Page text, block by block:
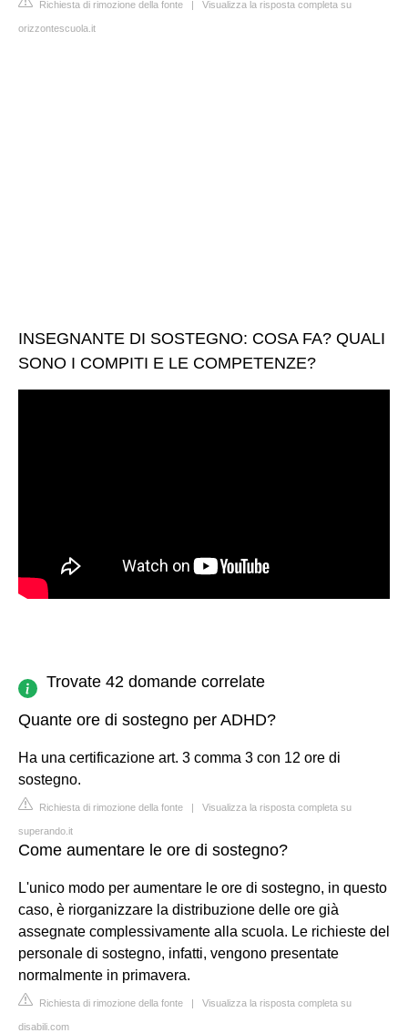
Richiesta di rimozione della fonte | Visualizza la risposta completa su
orizzontescuola.it
INSEGNANTE DI SOSTEGNO: COSA FA? QUALI
SONO I COMPITI E LE COMPETENZE?
Trovate 42 domande correlate
Quante ore di sostegno per ADHD?
Ha una certificazione art. 3 comma 3 con 12 ore di
sostegno.
Richiesta di rimozione della fonte | Visualizza la risposta completa su
superando.it
Come aumentare le ore di sostegno?
L'unico modo per aumentare le ore di sostegno, in questo
caso, è riorganizzare la distribuzione delle ore già
assegnate complessivamente alla scuola. Le richieste del
personale di sostegno, infatti, vengono presentate
normalmente in primavera.
Richiesta di rimozione della fonte | Visualizza la risposta completa su
disabili.com